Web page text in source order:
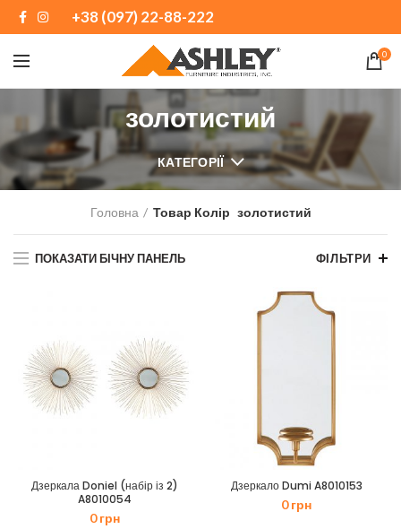
+38 (097) 22-88-222
0
золотистий
КАТЕГОРІЇ
Головна Товар Колір золотистий
ПОКАЗАТИ БІЧНУ ПАНЕЛЬ ФІЛЬТРИ
Дзеркала Doniel (набір із 2)
A8010054
0грн
Дзеркало Dumi A8010153
0грн